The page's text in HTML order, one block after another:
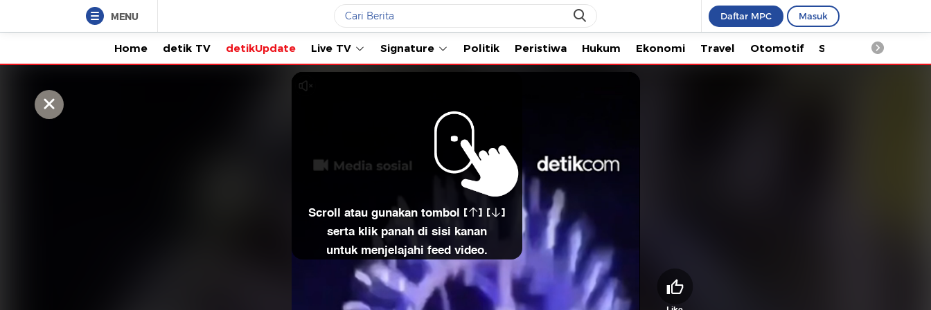
MENU Daftar MPC Masuk
Home detik TV detikUpdate Live TV Signature Politik Peristiwa Hukum Ekonomi Travel Otomotif Saintek
Scroll atau gunakan tombol [ ] [ ]
serta klik panah di sisi kanan
untuk menjelajahi feed video.